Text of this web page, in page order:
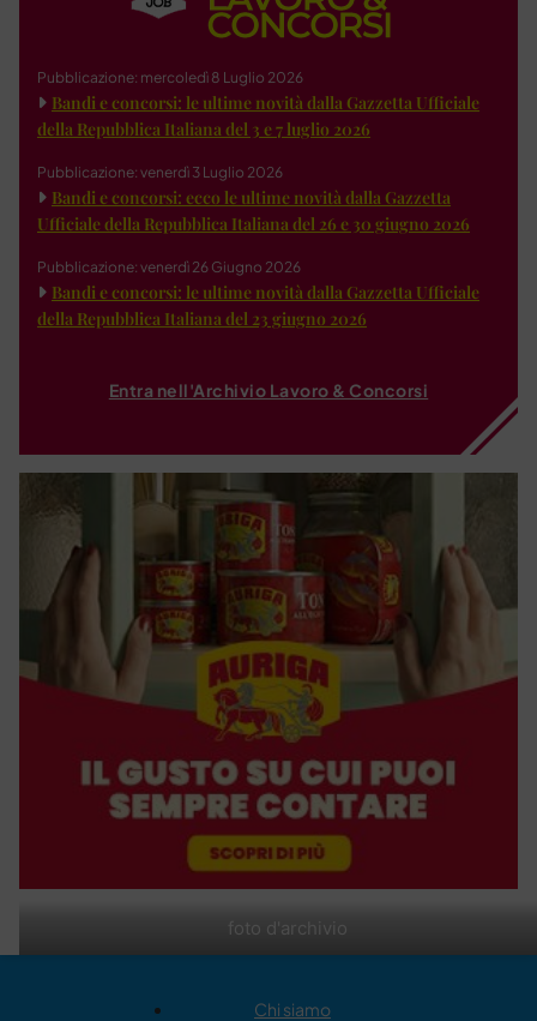
foto d'archivio
Pubblicazione: mercoledì 8 Luglio 2026
Bandi e concorsi: le ultime novità dalla Gazzetta Ufficiale
della Repubblica Italiana del 3 e 7 luglio 2026
Pubblicazione: venerdì 3 Luglio 2026
Bandi e concorsi: ecco le ultime novità dalla Gazzetta
Ufficiale della Repubblica Italiana del 26 e 30 giugno 2026
Pubblicazione: venerdì 26 Giugno 2026
Bandi e concorsi: le ultime novità dalla Gazzetta Ufficiale
della Repubblica Italiana del 23 giugno 2026
Entra nell'Archivio Lavoro & Concorsi
Chi siamo